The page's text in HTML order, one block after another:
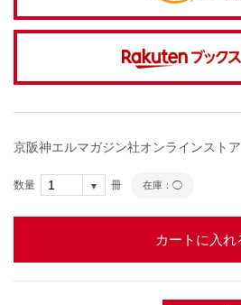
京阪神エルマガジン社オンラインスト
数量 冊 在庫：◯
カートに入れ